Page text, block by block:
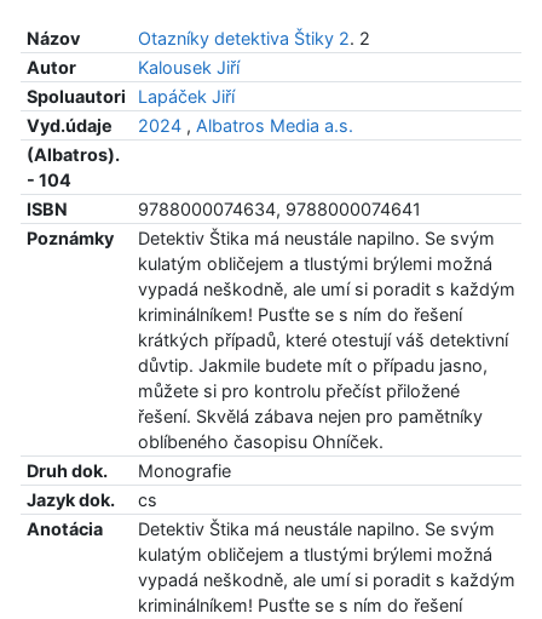
Názov Otazníky detektiva Štiky 2. 2
Autor
Kalousek Jiří
Spoluautori
Lapáček Jiří
Vyd.údaje
2024, Albatros Media a.s.
(Albatros).
- 104
ISBN
9788000074634, 9788000074641
Poznámky
Detektiv Štika má neustále napilno. Se svým
kulatým obličejem a tlustými brýlemi možná
vypadá neškodně, ale umí si poradit s každým
kriminálníkem! Pusťte se s ním do řešení
krátkých případů, které otestují váš detektivní
důvtip. Jakmile budete mít o případu jasno,
můžete si pro kontrolu přečíst přiložené
řešení. Skvělá zábava nejen pro pamětníky
oblíbeného časopisu Ohníček.
Druh dok.
Monografie
Jazyk dok.
cs
Anotácia
Detektiv Štika má neustále napilno. Se svým
kulatým obličejem a tlustými brýlemi možná
vypadá neškodně, ale umí si poradit s každým
kriminálníkem! Pusťte se s ním do řešení